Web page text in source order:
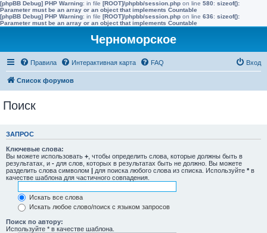
[phpBB Debug] PHP Warning: in file [ROOT]/phpbb/session.php on line 580: sizeof():
Parameter must be an array or an object that implements Countable
[phpBB Debug] PHP Warning: in file [ROOT]/phpbb/session.php on line 636: sizeof():
Parameter must be an array or an object that implements Countable
Черноморское
Правила Интерактивная карта FAQ Вход
Список форумов
Поиск
ЗАПРОС
Ключевые слова:
Вы можете использовать + , чтобы определить слова, которые должны быть в
результатах, и - для слов, которых в результатах быть не должно. Вы можете
разделить слова символом | для поиска любого слова из списка. Используйте * в
качестве шаблона для частичного совпадения.
Искать все слова
Искать любое слово/поиск с языком запросов
Поиск по автору:
Используйте * в качестве шаблона.